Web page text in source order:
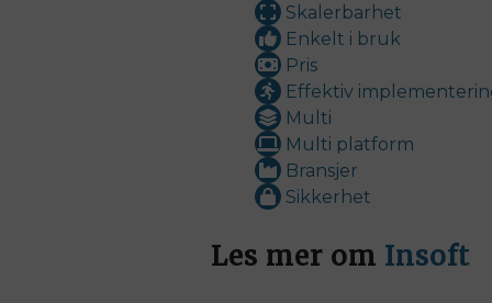
Skalerbarhet
Enkelt i bruk
Pris
Effektiv
Multi
Multi platform
Bransjer
Sikkerhet
Les mer om Insoft